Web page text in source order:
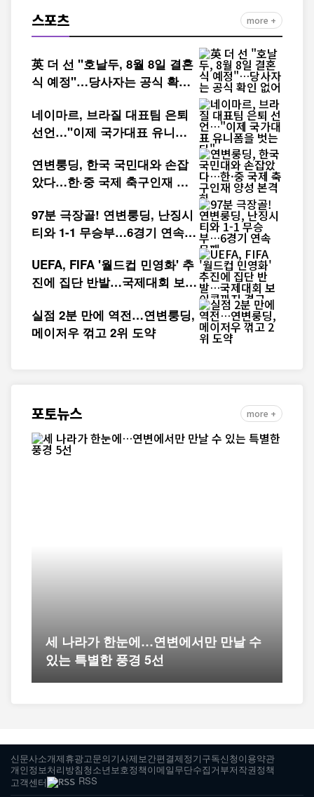
스포츠 more +
英 더 선 "호날두, 8월 8일 결혼
식 예정"…당사자는 공식 확인
네이마르, 브라질 대표팀 은퇴
선언…"이제 국가대표 유니폼
연변룽딩, 한국 국민대와 손잡
았다…한·중 국제 축구인재 양
97분 극장골! 연변룽딩, 난징시
티와 1-1 무승부…6경기 연속
UEFA, FIFA '월드컵 민영화' 추
진에 집단 반발…국제대회 보이
실점 2분 만에 역전…연변룽딩,
메이저우 꺾고 2위 도약
포토뉴스 more +
세 나라가 한눈에…연변에서만 만날 수
있는 특별한 풍경 5선
신문사소개제휴광고문의기사제보간편결제정기구독신청이용약관
개인정보처리방침청소년보호정책이메일무단수집거부저작권정책
고객센터
RSS